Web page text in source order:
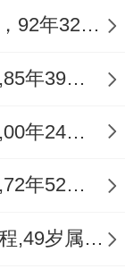
又没错过短
整服务套
家建议重
1992年属猴人2024年运势男性，92年32岁属猴男2024年每月运程怎么样
1985年属牛人2024年运势男性,85年39岁属牛男2024年每月运程怎么样
2000年属龙人2024年运势男性,00年24岁属龙男2024年每月运程怎么样
1972年属鼠人2024年运势男性,72年52岁属鼠男2024年每月运程怎么样
1975年属兔女2024年运势及运程,49岁属兔人2024全年每月运势女性如何